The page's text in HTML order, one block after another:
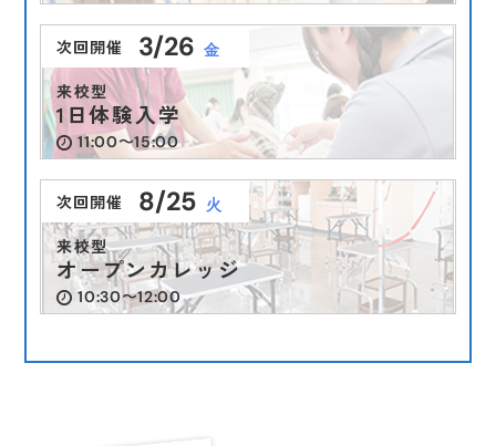
（水）
受験生向け
【information】休業について
2025.08.07
（木）
卒業生向け 受験生向け 在校生向け
ビックニュース
2025.08.07
（木）
卒業生向け 受験生向け 在校生向け
ビックニュース
（水）
イベント インスタ投稿 受験生向け
【イベント情報】
（水）
インスタ投稿 受験生向け
【夏のイベント情報】7月. 8月
次回開催 3/26 金
来校型
1日体験入学
11:00〜15:00
次回開催 8/25 火
来校型
オープンカレッジ
10:30〜12:00